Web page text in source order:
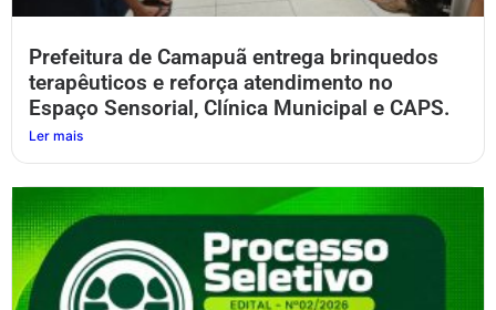
Prefeitura de Camapuã entrega brinquedos
terapêuticos e reforça atendimento no
Espaço Sensorial, Clínica Municipal e CAPS.
Ler mais